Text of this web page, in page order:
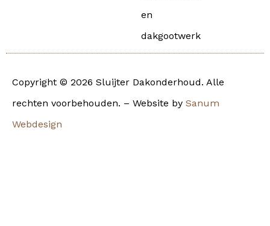
en
dakgootwerk
Copyright © 2026 Sluijter Dakonderhoud. Alle
rechten voorbehouden. – Website by Sanum
Webdesign